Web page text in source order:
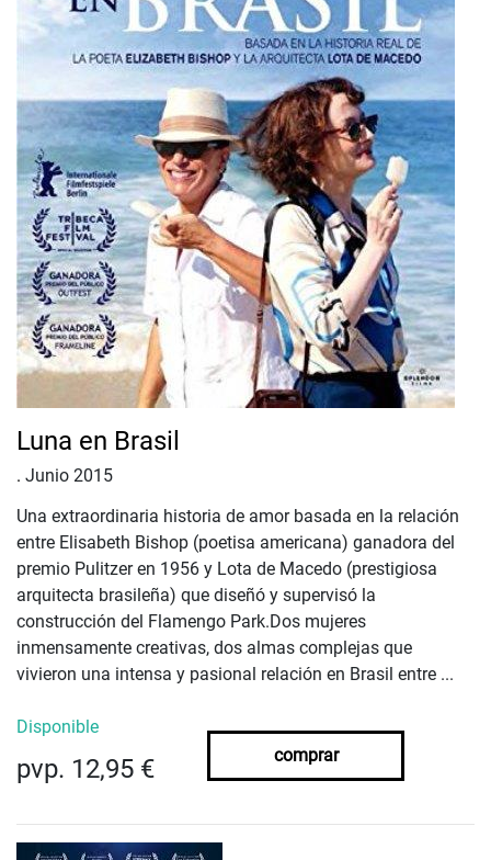
Luna en Brasil
. Junio 2015
Una extraordinaria historia de amor basada en la relación
entre Elisabeth Bishop (poetisa americana) ganadora del
premio Pulitzer en 1956 y Lota de Macedo (prestigiosa
arquitecta brasileña) que diseñó y supervisó la
construcción del Flamengo Park.Dos mujeres
inmensamente creativas, dos almas complejas que
vivieron una intensa y pasional relación en Brasil entre ...
Disponible
pvp. 12,95 € comprar